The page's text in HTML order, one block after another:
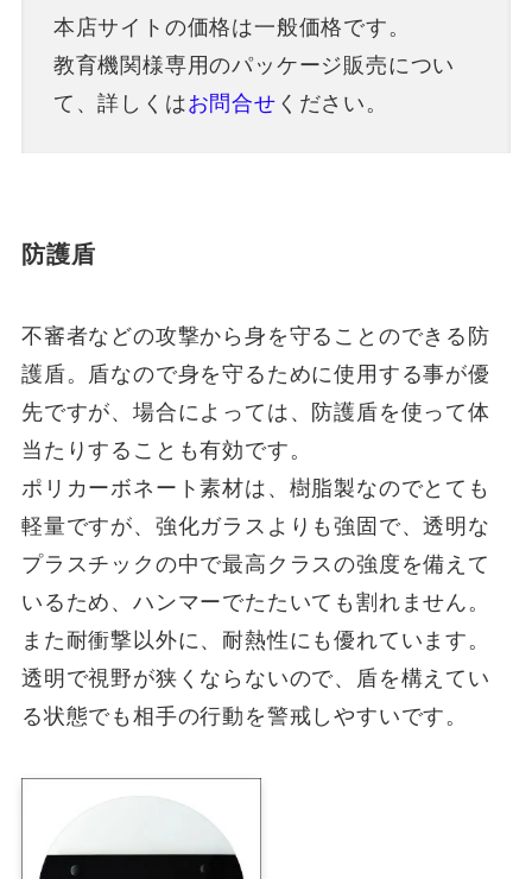
本店サイトの価格は一般価格です。
教育機関様専用のパッケージ販売につい
て、詳しくはお問合せ ください。
防護盾
不審者などの攻撃から身を守ることのできる防
護盾。盾なので身を守るために使用する事が優
先ですが、場合によっては、防護盾を使って体
当たりすることも有効です。
ポリカーボネート素材は、樹脂製なのでとても
軽量ですが、強化ガラスよりも強固で、透明な
プラスチックの中で最高クラスの強度を備えて
いるため、ハンマーでたたいても割れません。
また耐衝撃以外に、耐熱性にも優れています。
透明で視野が狭くならないので、盾を構えてい
る状態でも相手の行動を警戒しやすいです。